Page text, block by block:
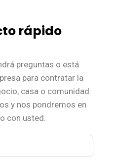
rápido
preguntas o está
para contratar la
casa o comunidad.
y nos pondremos en
con usted.